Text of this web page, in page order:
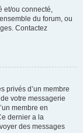
et/ou connecté,
du forum, ou
Contactez
privés d’un membre
votre messagerie
membre en
dernier a la
des messages